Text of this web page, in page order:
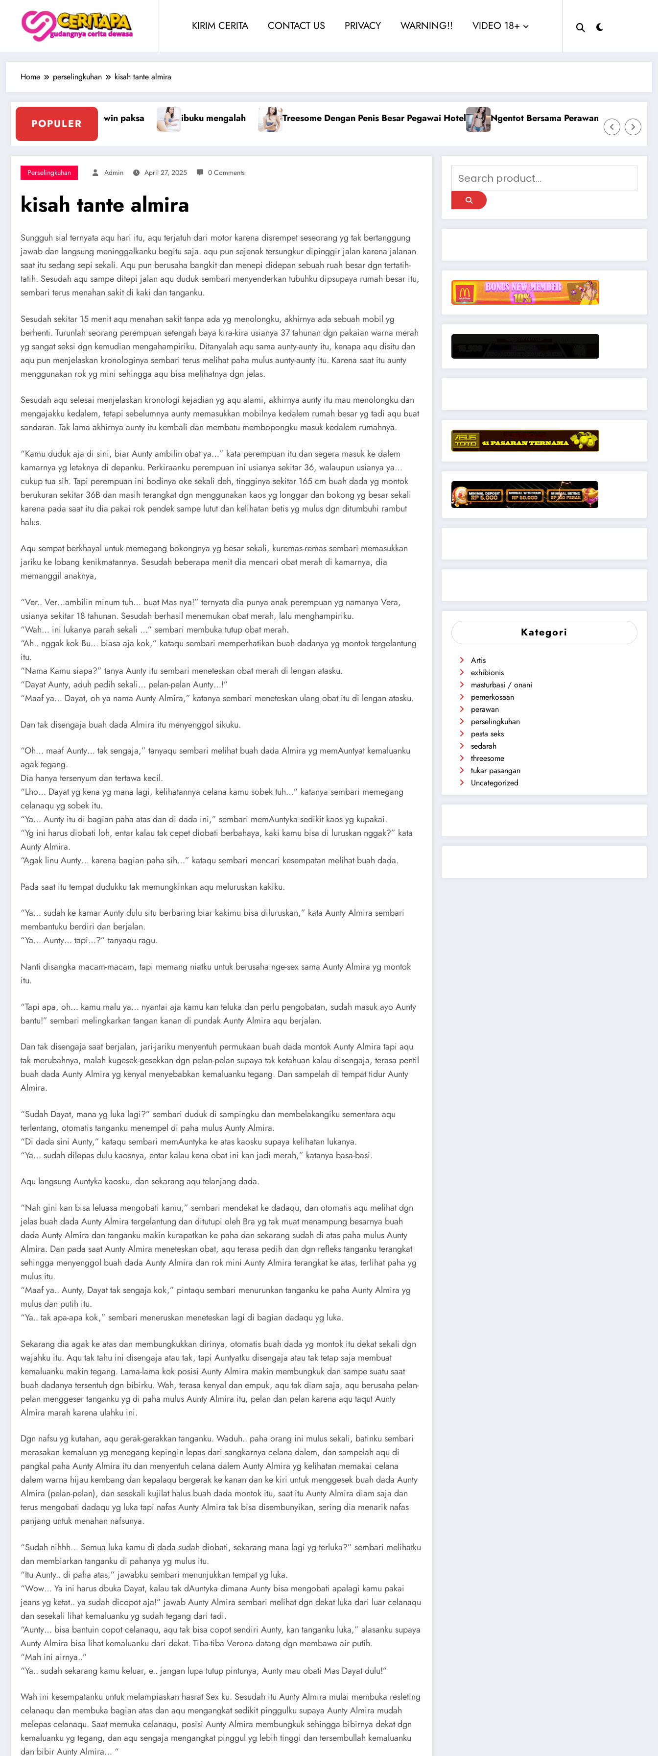
content
KIRIM CERITA CONTACT US PRIVACY WARNING!! VIDEO 18+
Home perselingkuhan kisah tante almira
POPULER
ibuku mengalah Treesome Dengan Penis Besar Pegawai Hotel Ngentot Bersama Perawan Montok Berjilbab Ngentot Perawam Sampai
Perselingkuhan Admin April 27, 2025 0 Comments
kisah tante almira
Sungguh sial ternyata aqu hari itu, aqu terjatuh dari motor karena disrempet seseorang yg tak bertanggung
jawab dan langsung meninggalkanku begitu saja. aqu pun sejenak tersungkur dipinggir jalan karena jalanan
saat itu sedang sepi sekali. Aqu pun berusaha bangkit dan menepi didepan sebuah ruah besar dgn tertatih-
tatih. Sesudah aqu sampe ditepi jalan aqu duduk sembari menyenderkan tubuhku dipsupaya rumah besar itu,
sembari terus menahan sakit di kaki dan tanganku.
Sesudah sekitar 15 menit aqu menahan sakit tanpa ada yg menolongku, akhirnya ada sebuah mobil yg
berhenti. Turunlah seorang perempuan setengah baya kira-kira usianya 37 tahunan dgn pakaian warna merah
yg sangat seksi dgn kemudian mengahampiriku. Ditanyalah aqu sama aunty-aunty itu, kenapa aqu disitu dan
aqu pun menjelaskan kronologinya sembari terus melihat paha mulus aunty-aunty itu. Karena saat itu aunty
menggunakan rok yg mini sehingga aqu bisa melihatnya dgn jelas.
Sesudah aqu selesai menjelaskan kronologi kejadian yg aqu alami, akhirnya aunty itu mau menolongku dan
mengajakku kedalem, tetapi sebelumnya aunty memasukkan mobilnya kedalem rumah besar yg tadi aqu buat
sandaran. Tak lama akhirnya aunty itu kembali dan membatu membopongku masuk kedalem rumahnya.
“Kamu duduk aja di sini, biar Aunty ambilin obat ya…” kata perempuan itu dan segera masuk ke dalem
kamarnya yg letaknya di depanku. Perkiraanku perempuan ini usianya sekitar 36, walaupun usianya ya…
cukup tua sih. Tapi perempuan ini bodinya oke sekali deh, tingginya sekitar 165 cm buah dada yg montok
berukuran sekitar 36B dan masih terangkat dgn menggunakan kaos yg longgar dan bokong yg besar sekali
karena pada saat itu dia pakai rok pendek sampe lutut dan kelihatan betis yg mulus dgn ditumbuhi rambut
halus.
Aqu sempat berkhayal untuk memegang bokongnya yg besar sekali, kuremas-remas sembari memasukkan
jariku ke lobang kenikmatannya. Sesudah beberapa menit dia mencari obat merah di kamarnya, dia
memanggil anaknya,
“Ver.. Ver…ambilin minum tuh… buat Mas nya!” ternyata dia punya anak perempuan yg namanya Vera,
usianya sekitar 18 tahunan. Sesudah berhasil menemukan obat merah, lalu menghampiriku.
“Wah… ini lukanya parah sekali …” sembari membuka tutup obat merah.
“Ah.. nggak kok Bu… biasa aja kok,” kataqu sembari memperhatikan buah dadanya yg montok tergelantung
itu.
“Nama Kamu siapa?” tanya Aunty itu sembari meneteskan obat merah di lengan atasku.
“Dayat Aunty, aduh pedih sekali… pelan-pelan Aunty…!”
“Maaf ya… Dayat, oh ya nama Aunty Almira,” katanya sembari meneteskan ulang obat itu di lengan atasku.
Dan tak disengaja buah dada Almira itu menyenggol sikuku.
“Oh… maaf Aunty… tak sengaja,” tanyaqu sembari melihat buah dada Almira yg memAuntyat kemaluanku
agak tegang.
Dia hanya tersenyum dan tertawa kecil.
“Lho… Dayat yg kena yg mana lagi, kelihatannya celana kamu sobek tuh…” katanya sembari memegang
celanaqu yg sobek itu.
“Ya… Aunty itu di bagian paha atas dan di dada ini,” sembari memAuntyka sedikit kaos yg kupakai.
“Yg ini harus diobati loh, entar kalau tak cepet diobati berbahaya, kaki kamu bisa di luruskan nggak?” kata
Aunty Almira.
“Agak linu Aunty… karena bagian paha sih…” kataqu sembari mencari kesempatan melihat buah dada.
Pada saat itu tempat dudukku tak memungkinkan aqu meluruskan kakiku.
“Ya… sudah ke kamar Aunty dulu situ berbaring biar kakimu bisa diluruskan,” kata Aunty Almira sembari
membantuku berdiri dan berjalan.
“Ya… Aunty… tapi…?” tanyaqu ragu.
Nanti disangka macam-macam, tapi memang niatku untuk berusaha nge-sex sama Aunty Almira yg montok
itu.
“Tapi apa, oh… kamu malu ya… nyantai aja kamu kan teluka dan perlu pengobatan, sudah masuk ayo Aunty
bantu!” sembari melingkarkan tangan kanan di pundak Aunty Almira aqu berjalan.
Dan tak disengaja saat berjalan, jari-jariku menyentuh permukaan buah dada montok Aunty Almira tapi aqu
tak merubahnya, malah kugesek-gesekkan dgn pelan-pelan supaya tak ketahuan kalau disengaja, terasa pentil
buah dada Aunty Almira yg kenyal menyebabkan kemaluanku tegang. Dan sampelah di tempat tidur Aunty
Almira.
“Sudah Dayat, mana yg luka lagi?” sembari duduk di sampingku dan membelakangiku sementara aqu
terlentang, otomatis tanganku menempel di paha mulus Aunty Almira.
“Di dada sini Aunty,” kataqu sembari memAuntyka ke atas kaosku supaya kelihatan lukanya.
“Ya… sudah dilepas dulu kaosnya, entar kalau kena obat ini kan jadi merah,” katanya basa-basi.
Aqu langsung Auntyka kaosku, dan sekarang aqu telanjang dada.
“Nah gini kan bisa leluasa mengobati kamu,” sembari mendekat ke dadaqu, dan otomatis aqu melihat dgn
jelas buah dada Aunty Almira tergelantung dan ditutupi oleh Bra yg tak muat menampung besarnya buah
dada Aunty Almira dan tanganku makin kurapatkan ke paha dan sekarang sudah di atas paha mulus Aunty
Almira. Dan pada saat Aunty Almira meneteskan obat, aqu terasa pedih dan dgn refleks tanganku terangkat
sehingga menyenggol buah dada Aunty Almira dan rok mini Aunty Almira terangkat ke atas, terlihat paha yg
mulus itu.
“Maaf ya.. Aunty, Dayat tak sengaja kok,” pintaqu sembari menurunkan tanganku ke paha Aunty Almira yg
mulus dan putih itu.
“Ya.. tak apa-apa kok,” sembari meneruskan meneteskan lagi di bagian dadaqu yg luka.
Sekarang dia agak ke atas dan membungkukkan dirinya, otomatis buah dada yg montok itu dekat sekali dgn
wajahku itu. Aqu tak tahu ini disengaja atau tak, tapi Auntyatku disengaja atau tak tetap saja membuat
kemaluanku makin tegang. Lama-lama kok posisi Aunty Almira makin membungkuk dan sampe suatu saat
buah dadanya tersentuh dgn bibirku. Wah, terasa kenyal dan empuk, aqu tak diam saja, aqu berusaha pelan-
pelan menggeser tanganku yg di paha mulus Aunty Almira itu, pelan dan pelan karena aqu taqut Aunty
Almira marah karena ulahku ini.
Dgn nafsu yg kutahan, aqu gerak-gerakkan tanganku. Waduh.. paha orang ini mulus sekali, batinku sembari
merasakan kemaluan yg menegang kepingin lepas dari sangkarnya celana dalem, dan sampelah aqu di
pangkal paha Aunty Almira itu dan menyentuh celana dalem Aunty Almira yg kelihatan memakai celana
dalem warna hijau kembang dan kepalaqu bergerak ke kanan dan ke kiri untuk menggesek buah dada Aunty
Almira (pelan-pelan), dan sesekali kujilat halus buah dada montok itu, saat itu Aunty Almira diam saja dan
terus mengobati dadaqu yg luka tapi nafas Aunty Almira tak bisa disembunyikan, sering dia menarik nafas
panjang untuk menahan nafsunya.
“Sudah nihhh… Semua luka kamu di dada sudah diobati, sekarang mana lagi yg terluka?” sembari melihatku
dan membiarkan tanganku di pahanya yg mulus itu.
“Itu Aunty.. di paha atas,” jawabku sembari menunjukkan tempat yg luka.
“Wow… Ya ini harus dbuka Dayat, kalau tak dAuntyka dimana Aunty bisa mengobati apalagi kamu pakai
jeans yg ketat.. ya sudah dicopot aja!” jawab Aunty Almira sembari melihat dgn dekat luka dari luar celanaqu
dan sesekali lihat kemaluanku yg sudah tegang dari tadi.
“Aunty… bisa bantuin copot celanaqu, aqu tak bisa copot sendiri Aunty, kan tanganku luka,” alasanku supaya
Aunty Almira bisa lihat kemaluanku dari dekat. Tiba-tiba Verona datang dgn membawa air putih.
“Mah ini airnya..”
“Ya.. sudah sekarang kamu keluar, e.. jangan lupa tutup pintunya, Aunty mau obati Mas Dayat dulu!”
Wah ini kesempatanku untuk melampiaskan hasrat Sex ku. Sesudah itu Aunty Almira mulai membuka resleting
celanaqu dan membuka bagian atas dan aqu mengangkat sedikit pinggulku supaya Aunty Almira mudah
melepas celanaqu. Saat memuka celanaqu, posisi Aunty Almira membungkuk sehingga bibirnya dekat dgn
kemaluanku yg tegang, dan aqu sengaja mengangkat pinggul yg lebih tinggi dan tersembullah kemaluanku
dan bibir Aunty Almira… “
Kategori
Artis
exhibionis
masturbasi / onani
pemerkosaan
perawan
perselingkuhan
pesta seks
sedarah
threesome
tukar pasangan
Uncategorized